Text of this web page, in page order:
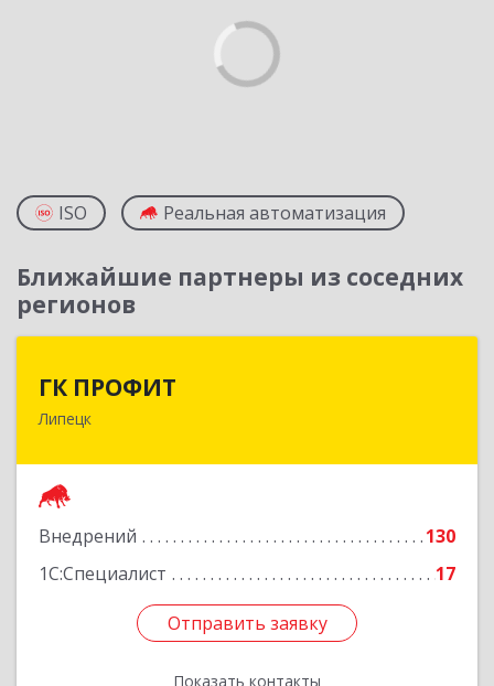
ISO Реальная автоматизация
Ближайшие партнеры из соседних
регионов
ГК ПРОФИТ
Липецк
Внедрений
130
1С:Специалист
17
Отправить заявку
Показать контакты
398001, Липецкая обл, Липецк г, Советская ул,
Отправить заявку
Назад